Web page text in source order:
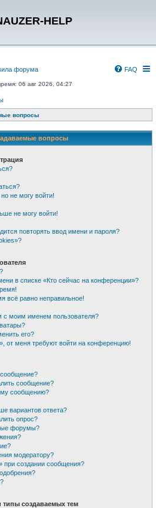
HELP
форума FAQ
06 авг 2026, 04:27
вопросы
вопросы
не могу войти!
не могу войти!
повторять ввод имени и пароля?
в списке «Кто сейчас на конференции»?
всё равно неправильное!
с моим именем пользователя?
его?
от меня требуют войти на конференцию!
сообщение?
сообщению?
вариантов ответа?
опрос?
форумы?
модератору?
при создании сообщения?
создаваемых тем